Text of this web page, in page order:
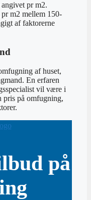
pr m2.
m2 mellem 150-
af faktorerne
af huset,
En erfaren
vil være i
pris på omfugning,
på